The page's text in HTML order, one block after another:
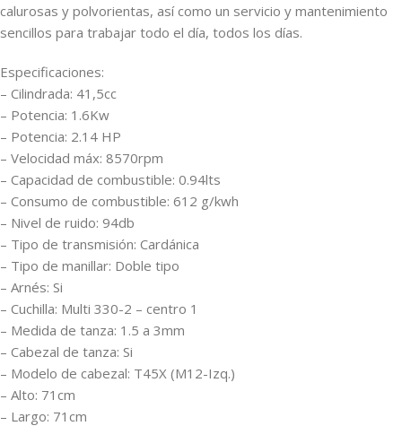
calurosas y polvorientas, así como un servicio y mantenimiento
sencillos para trabajar todo el día, todos los días.
Especificaciones:
– Cilindrada: 41,5cc
– Potencia: 1.6Kw
– Potencia: 2.14 HP
– Velocidad máx: 8570rpm
– Capacidad de combustible: 0.94lts
– Consumo de combustible: 612 g/kwh
– Nivel de ruido: 94db
– Tipo de transmisión: Cardánica
– Tipo de manillar: Doble tipo
– Arnés: Si
– Cuchilla: Multi 330-2 – centro 1
– Medida de tanza: 1.5 a 3mm
– Cabezal de tanza: Si
– Modelo de cabezal: T45X (M12-Izq.)
– Alto: 71cm
– Largo: 71cm